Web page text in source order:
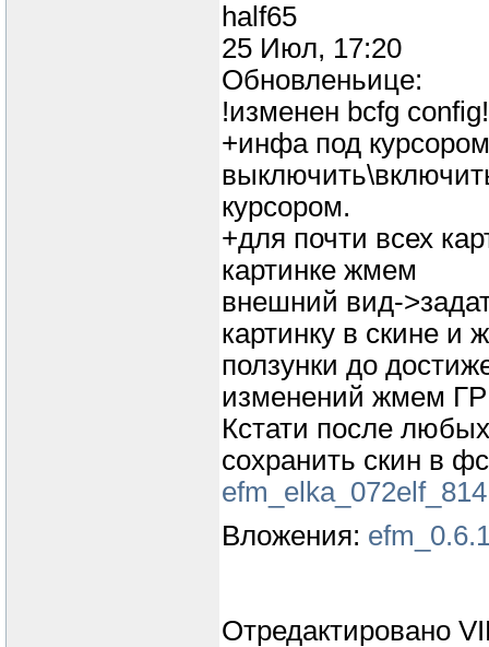
half65
25 Июл, 17:20
Обновленьице:
!изменен bcfg config!
+инфа под
курсором.
+для почти всех
картинке жмем
внешний вид-
картинку в скине
ползунки до
изменений жмем
Кстати после
сохранить скин в
Вложения:
Отредактировано